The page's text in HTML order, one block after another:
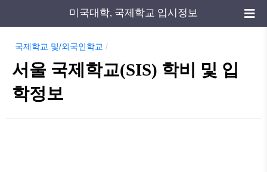
미국대학, 국제학교 입시정보
국제학교 및/외국인학교 /
서울 국제학교(SIS) 학비 및 입
학정보